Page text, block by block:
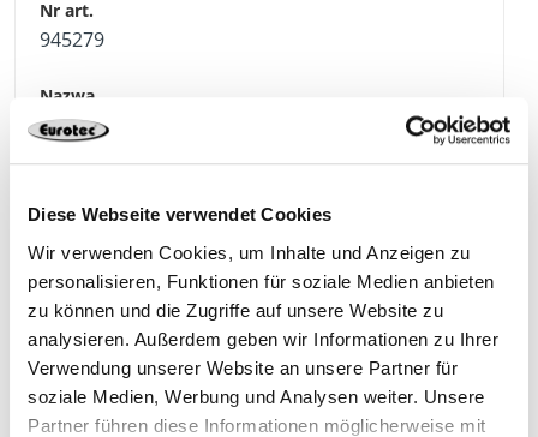
Diese Webseite verwendet Cookies
Wir verwenden Cookies, um Inhalte und Anzeigen zu
personalisieren, Funktionen für soziale Medien anbieten
zu können und die Zugriffe auf unsere Website zu
analysieren. Außerdem geben wir Informationen zu Ihrer
Verwendung unserer Website an unsere Partner für
soziale Medien, Werbung und Analysen weiter. Unsere
Partner führen diese Informationen möglicherweise mit
945279
BBS – system wiercenia głębokich otworów
1 sztuk 4250207434870
Pasujące produkty